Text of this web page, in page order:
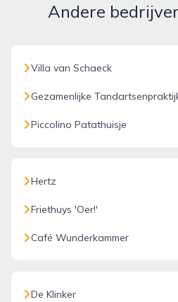
Andere
Villa van Schaeck
Gezamenlijke
Piccolino Patathuisje
Hertz
Friethuys 'Oer!'
Café Wunderkammer
De Klinker